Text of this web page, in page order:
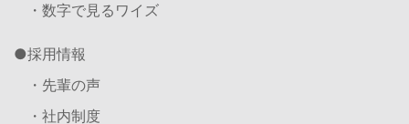
・数字で見るワイズ
採用情報
・先輩の声
・社内制度